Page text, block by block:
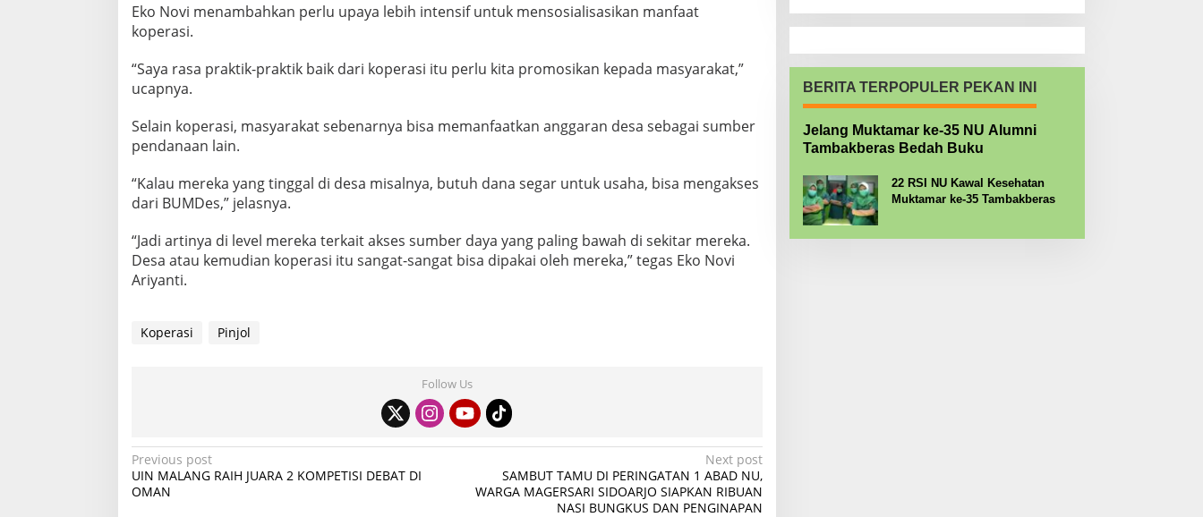
Eko Novi menambahkan perlu upaya lebih intensif untuk mensosialisasikan manfaat
koperasi.
“Saya rasa praktik-praktik baik dari koperasi itu perlu kita promosikan kepada masyarakat,”
ucapnya.
Selain koperasi, masyarakat sebenarnya bisa memanfaatkan anggaran desa sebagai sumber
pendanaan lain.
“Kalau mereka yang tinggal di desa misalnya, butuh dana segar untuk usaha, bisa mengakses
dari BUMDes,” jelasnya.
“Jadi artinya di level mereka terkait akses sumber daya yang paling bawah di sekitar mereka.
Desa atau kemudian koperasi itu sangat-sangat bisa dipakai oleh mereka,” tegas Eko Novi
Ariyanti.
Koperasi Pinjol
Follow Us
P
o
Previous post
UIN MALANG RAIH JUARA 2 KOMPETISI DEBAT DI
OMAN
Next post
SAMBUT TAMU DI PERINGATAN 1 ABAD NU,
WARGA MAGERSARI SIDOARJO SIAPKAN RIBUAN
NASI BUNGKUS DAN PENGINAPAN
BERITA TERPOPULER PEKAN INI
Jelang Muktamar ke-35 NU Alumni
Tambakberas Bedah Buku
22 RSI NU Kawal Kesehatan
Muktamar ke-35 Tambakberas